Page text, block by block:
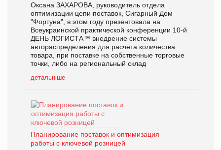
Оксана ЗАХАРОВА, руководитель отдела
оптимизации цепи поставок, Сигарный Дом
"Фортуна", в этом году презентовала на
Всеукраинской практической конференции 10-й
ДЕНЬ ЛОГИСТА™ внедрение системы
автораспределения для расчета количества
товара, при поставке на собственные торговые
точки, либо на региональный склад
детальніше
Планирование поставок и оптимизация
работы с ключевой розницей